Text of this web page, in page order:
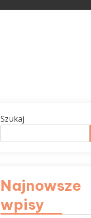
Szukaj
Najnowsze
wpisy